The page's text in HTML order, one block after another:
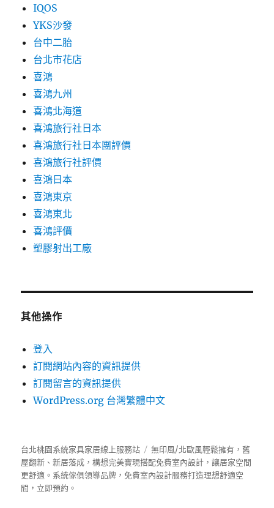
IQOS
YKS沙發
台中二胎
台北市花店
喜鴻
喜鴻九州
喜鴻北海道
喜鴻旅行社日本
喜鴻旅行社日本團評價
喜鴻旅行社評價
喜鴻日本
喜鴻東京
喜鴻東北
喜鴻評價
塑膠射出工廠
其他操作
登入
訂閱網站內容的資訊提供
訂閱留言的資訊提供
WordPress.org 台灣繁體中文
台北桃園系統家具家居線上服務站
無印風/北歐風輕鬆擁有，舊
屋翻新、新居落成，構想完美實現搭配免費室內設計，讓居家空間
更舒適。 系統傢俱領導品牌，免費室內設計服務打造理想舒適空
間，立即預約。